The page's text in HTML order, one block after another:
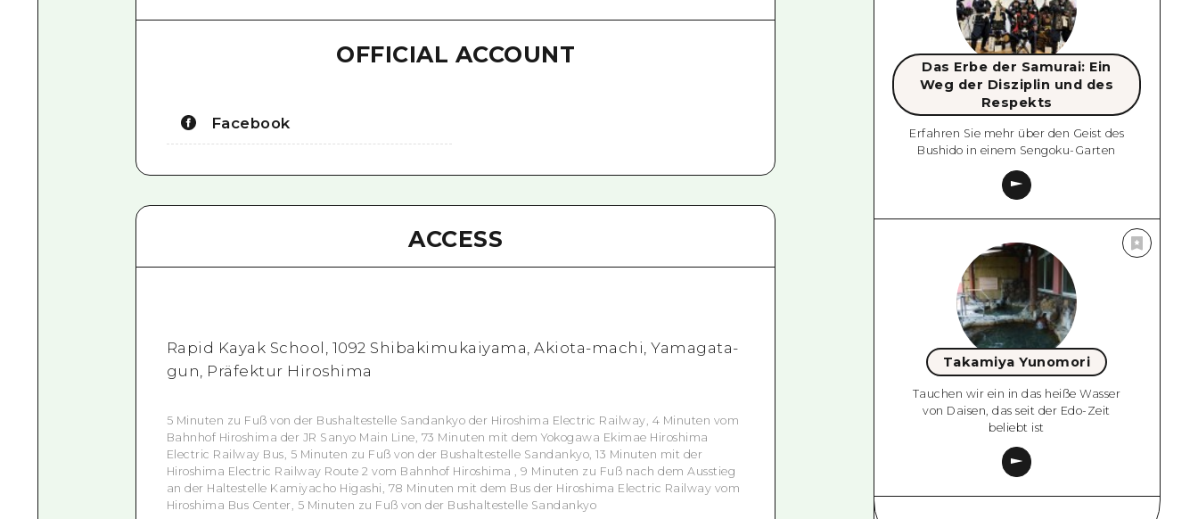
OFFICIAL ACCOUNT
Facebook
ACCESS
Rapid Kayak School, 1092 Shibakimukaiyama, Akiota-machi, Yamagata-
gun, Präfektur Hiroshima
5 Minuten zu Fuß von der Bushaltestelle Sandankyo der Hiroshima Electric Railway, 4 Minuten vom
Bahnhof Hiroshima der JR Sanyo Main Line, 73 Minuten mit dem Yokogawa Ekimae Hiroshima
Electric Railway Bus, 5 Minuten zu Fuß von der Bushaltestelle Sandankyo, 13 Minuten mit der
Hiroshima Electric Railway Route 2 vom Bahnhof Hiroshima , 9 Minuten zu Fuß nach dem Ausstieg
an der Haltestelle Kamiyacho Higashi, 78 Minuten mit dem Bus der Hiroshima Electric Railway vom
Hiroshima Bus Center, 5 Minuten zu Fuß von der Bushaltestelle Sandankyo
Das Erbe der Samurai: Ein
Weg der Disziplin und des
Respekts
Erfahren Sie mehr über den Geist des
Bushido in einem Sengoku-Garten
Takamiya Yunomori
Tauchen wir ein in das heiße Wasser
von Daisen, das seit der Edo-Zeit
beliebt ist